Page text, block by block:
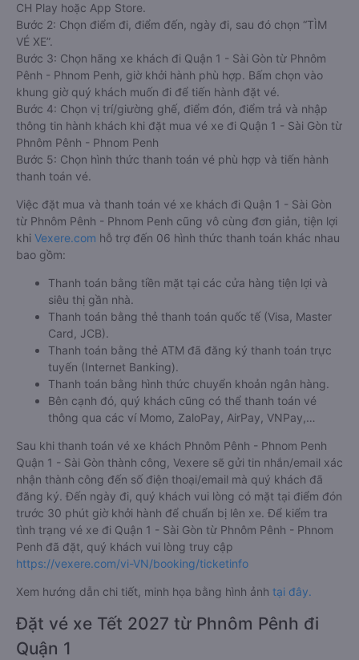
CH Play hoặc App Store.
Bước 2: Chọn điểm đi, điểm đến, ngày đi, sau đó chọn “TÌM
VÉ XE”.
Bước 3: Chọn hãng xe khách đi Quận 1 - Sài Gòn từ Phnôm
Pênh - Phnom Penh, giờ khởi hành phù hợp. Bấm chọn vào
khung giờ quý khách muốn đi để tiến hành đặt vé.
Bước 4: Chọn vị trí/giường ghế, điểm đón, điểm trả và nhập
thông tin hành khách khi đặt mua vé xe đi Quận 1 - Sài Gòn từ
Phnôm Pênh - Phnom Penh
Bước 5: Chọn hình thức thanh toán vé phù hợp và tiến hành
thanh toán vé.
Việc đặt mua và thanh toán vé xe khách đi Quận 1 - Sài Gòn
từ Phnôm Pênh - Phnom Penh cũng vô cùng đơn giản, tiện lợi
khi Vexere.com hỗ trợ đến 06 hình thức thanh toán khác nhau
bao gồm:
Thanh toán bằng tiền mặt tại các cửa hàng tiện lợi và
siêu thị gần nhà.
Thanh toán bằng thẻ thanh toán quốc tế (Visa, Master
Card, JCB).
Thanh toán bằng thẻ ATM đã đăng ký thanh toán trực
tuyến (Internet Banking).
Thanh toán bằng hình thức chuyển khoản ngân hàng.
Bên cạnh đó, quý khách cũng có thể thanh toán vé
thông qua các ví Momo, ZaloPay, AirPay, VNPay,…
Sau khi thanh toán vé xe khách Phnôm Pênh - Phnom Penh
Quận 1 - Sài Gòn thành công, Vexere sẽ gửi tin nhắn/email xác
nhận thành công đến số điện thoại/email mà quý khách đã
đăng ký. Đến ngày đi, quý khách vui lòng có mặt tại điểm đón
trước 30 phút giờ khởi hành để chuẩn bị lên xe. Để kiểm tra
tình trạng vé xe đi Quận 1 - Sài Gòn từ Phnôm Pênh - Phnom
Penh đã đặt, quý khách vui lòng truy cập
https://vexere.com/vi-VN/booking/ticketinfo
Xem hướng dẫn chi tiết, minh họa bằng hình ảnh tại đây.
Đặt vé xe Tết 2027 từ Phnôm Pênh đi
Quận 1